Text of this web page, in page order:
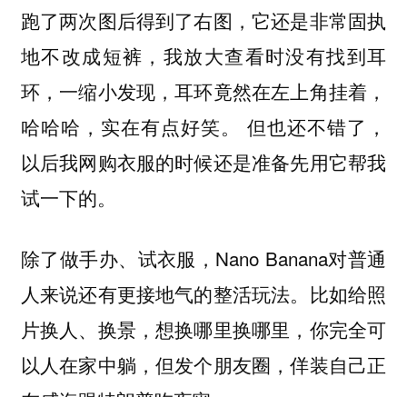
跑了两次图后得到了右图，它还是非常固执
地不改成短裤，我放大查看时没有找到耳
环，一缩小发现，耳环竟然在左上角挂着 ，
哈哈哈，实在有点好笑。 但也还不错了，
以后我网购衣服的时候还是准备先用它帮我
试一下的。
除了做手办、试衣服，Nano Banana对普通
人来说还有更接地气的整活玩法。 比如给照
片换人、换景，想换哪里换哪里，你完全可
以人在家中躺，但发个朋友圈，佯装自己正